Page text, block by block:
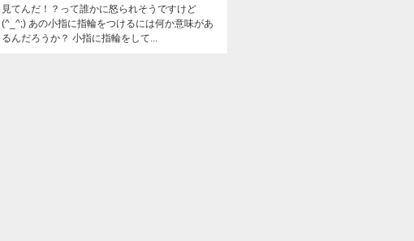
見てんだ！？って誰かに怒られそうですけど
(^_^;) あの小指に指輪をつけるには何か意味があ
るんだろうか？ 小指に指輪をして...